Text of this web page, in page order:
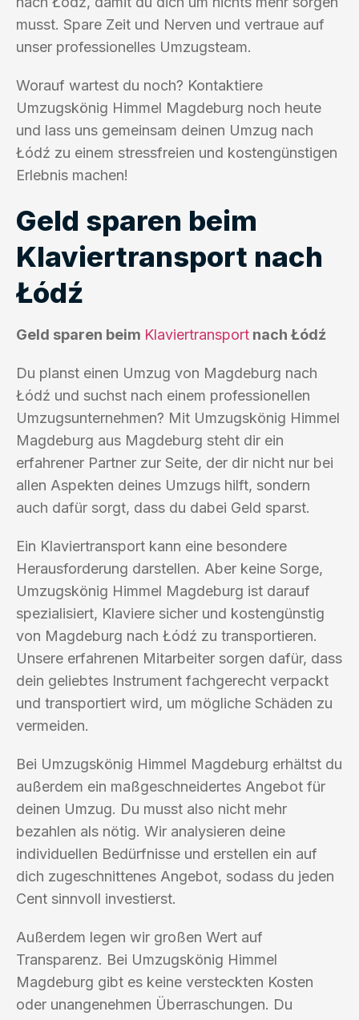
musst. Spare Zeit und Nerven und vertraue auf
unser professionelles Umzugsteam.
Worauf wartest du noch? Kontaktiere
Umzugskönig Himmel Magdeburg noch heute
und lass uns gemeinsam deinen Umzug nach
Łódź zu einem stressfreien und kostengünstigen
Erlebnis machen!
Geld sparen beim
Klaviertransport nach
Łódź
Geld sparen beim Klaviertransport nach Łódź
Du planst einen Umzug von Magdeburg nach
Łódź und suchst nach einem professionellen
Umzugsunternehmen? Mit Umzugskönig Himmel
Magdeburg aus Magdeburg steht dir ein
erfahrener Partner zur Seite, der dir nicht nur bei
allen Aspekten deines Umzugs hilft, sondern
auch dafür sorgt, dass du dabei Geld sparst.
Ein Klaviertransport kann eine besondere
Herausforderung darstellen. Aber keine Sorge,
Umzugskönig Himmel Magdeburg ist darauf
spezialisiert, Klaviere sicher und kostengünstig
von Magdeburg nach Łódź zu transportieren.
Unsere erfahrenen Mitarbeiter sorgen dafür, dass
dein geliebtes Instrument fachgerecht verpackt
und transportiert wird, um mögliche Schäden zu
vermeiden.
Bei Umzugskönig Himmel Magdeburg erhältst du
außerdem ein maßgeschneidertes Angebot für
deinen Umzug. Du musst also nicht mehr
bezahlen als nötig. Wir analysieren deine
individuellen Bedürfnisse und erstellen ein auf
dich zugeschnittenes Angebot, sodass du jeden
Cent sinnvoll investierst.
Außerdem legen wir großen Wert auf
Transparenz. Bei Umzugskönig Himmel
Magdeburg gibt es keine versteckten Kosten
oder unangenehmen Überraschungen. Du